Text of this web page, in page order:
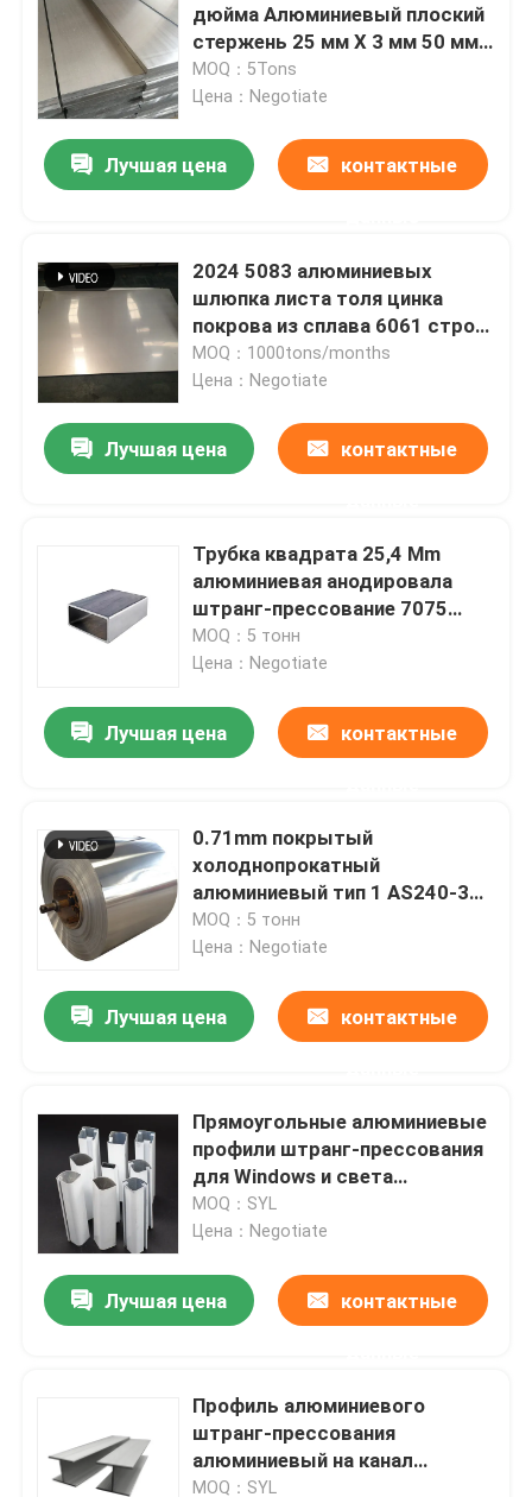
Продукция
Ролики
О Компании
контроль качества
Отправить запрос
Катушка финиша мельницы алюминиевая
Катушка покрытая цветом алюминиевая
Холоднопрокатная алюминиевая катушка
дюйма Алюминиевый плоский
стержень 25 мм X 3 мм 50 мм
X 10 мм 6061 1070 1100 T5 T6
MOQ：5Tons
Цена：Negotiate
Лучшая цена контактные
2024 5083 алюминиевых
шлюпка листа толя цинка
покрова из сплава 6061 строя
20mm-3000mm
MOQ：1000tons/months
Цена：Negotiate
Лучшая цена контактные
Трубка квадрата 25,4 Mm
алюминиевая анодировала
штранг-прессование 7075
6061 мельница закончила
40x40 v
MOQ：5 тонн
Цена：Negotiate
Лучшая цена контактные
0.71mm покрытый
холоднопрокатный
алюминиевый тип 1 AS240-300
спирального изгиба ASTM
A463 катушки и прокладки
MOQ：5 тонн
Цена：Negotiate
Лучшая цена контактные
Прямоугольные алюминиевые
профили штранг-прессования
для Windows и света
приведенные прокладки
дверей гибкие уменьшают
MOQ：SYL
Цена：Negotiate
Лучшая цена контактные
Профиль алюминиевого
штранг-прессования
алюминиевый на канал
приведенный освещения 6061
MOQ：SYL